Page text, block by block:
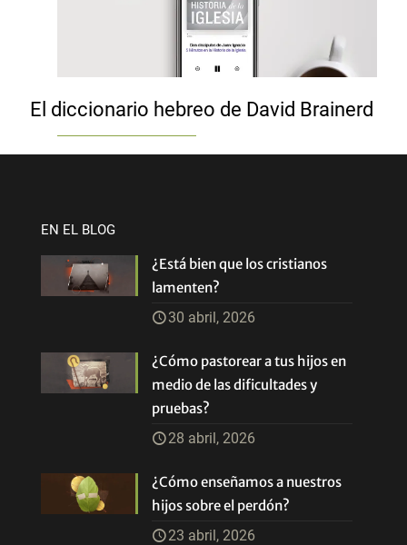
El diccionario hebreo de David Brainerd
EN EL BLOG
¿Está bien que los cristianos
lamenten?
30 abril, 2026
¿Cómo pastorear a tus hijos en
medio de las dificultades y
pruebas?
28 abril, 2026
¿Cómo enseñamos a nuestros
hijos sobre el perdón?
23 abril, 2026